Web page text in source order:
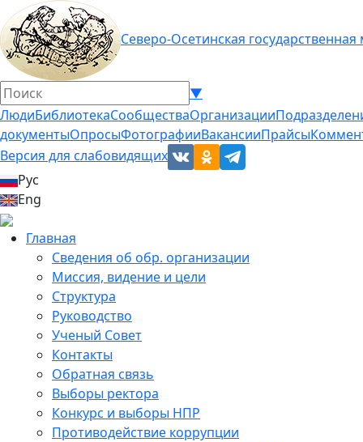
Северо-Осетинская
▼
ЛюдиБиблиотекаСообществаОрганизации
документыОпросыФотографииВакансииПрайсы
Версия для слабовидящих
Рус
Eng
Главная
Сведения об обр. организации
Миссия, видение и цели
Структура
Руководство
Ученый Совет
Контакты
Обратная связь
Выборы ректора
Конкурс и выборы НПР
Противодействие коррупции